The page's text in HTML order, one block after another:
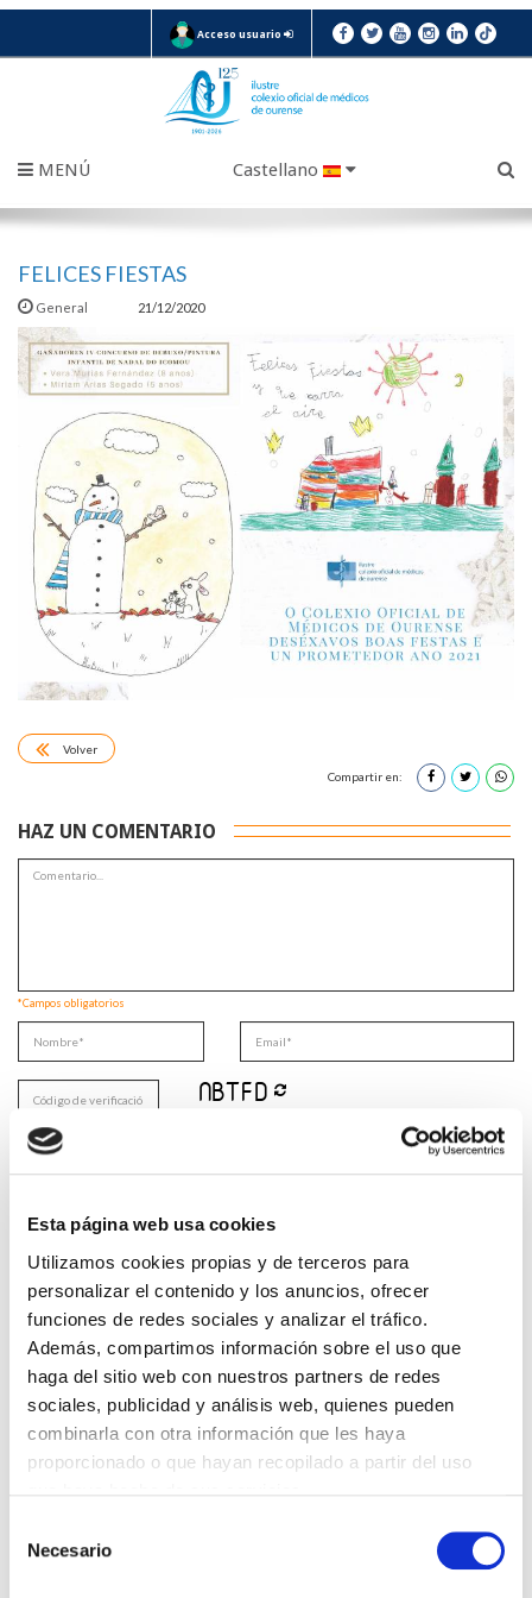
Esta página web usa cookies
Utilizamos cookies propias y de terceros para
personalizar el contenido y los anuncios, ofrecer
funciones de redes sociales y analizar el tráfico.
Además, compartimos información sobre el uso que
haga del sitio web con nuestros partners de redes
sociales, publicidad y análisis web, quienes pueden
combinarla con otra información que les haya
proporcionado o que hayan recopilado a partir del uso
Necesario
Acceso usuario
MENÚ Castellano
FELICES FIESTAS
General 21/12/2020
Volver
Compartir en:
HAZ UN COMENTARIO
*Campos obligatorios
He leido y acepto la
DESTACADAS
SANIDAD CREA UN DIPLOMA OFICIAL PARA RECONOCER LA
LABOR DE LOS TUTORES DE RESIDENTES
LA ALIANZA MÉDICA POR LA SALUD PLANETARIA SE ADHIERE
AL PACTO DE ESTADO FRENTE A LA EMERGENCIA CLIMÁTICA
03/08/2026
PREMIOS DE LA REAL ACADEMIA DE MEDICINA DE GALICIA
2026
CARTA DEL PRESIDENTE DE MUTUAL MÉDICA SOBRE LA
REFORMA DE LAS MUTUALIDADES ALTERNATIVAS Y LA